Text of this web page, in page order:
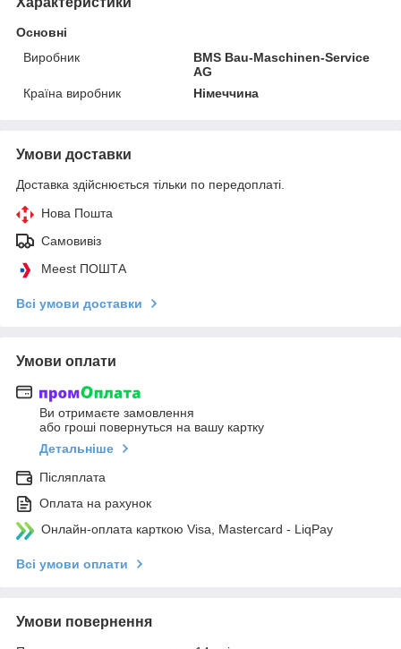
Основні
Виробник
BMS Bau-Maschinen-Service
AG
Країна виробник
Німеччина
Умови доставки
Доставка здійснюється тільки по передоплаті.
Нова Пошта
Самовивіз
Meest ПОШТА
Всі умови доставки
Умови оплати
Ви отримаєте замовлення
або гроші повернуться на вашу картку
Детальніше
Післяплата
Оплата на рахунок
Онлайн-оплата карткою Visa, Mastercard - LiqPay
Всі умови оплати
Умови повернення